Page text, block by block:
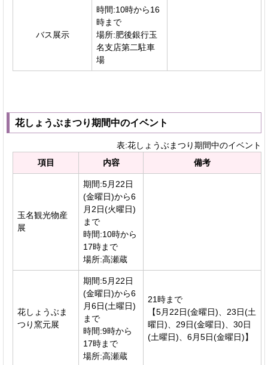
バス展示
時間:10時から16
時まで
場所:肥後銀行玉
名支店第二駐車
場
花しょうぶまつり期間中のイベント
表:花しょうぶまつり期間中のイベント
項目
内容 備考
玉名観光物産
展
期間:5月22日
(金曜日)から6
月2日(火曜日)
まで
時間:10時から
17時まで
場所:高瀬蔵
花しょうぶま
つり窯元展
期間:5月22日
(金曜日)から6
月6日(土曜日)
まで
時間:9時から
17時まで
場所:高瀬蔵
21時まで
【5月22日(金曜日)、23日(土
曜日)、29日(金曜日)、30日
(土曜日)、6月5日(金曜日)】